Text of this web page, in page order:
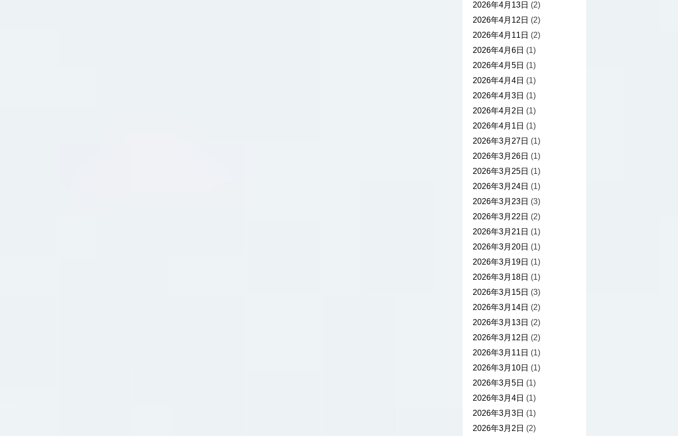
2026年4月13日 (2)
2026年4月12日 (2)
2026年4月11日 (2)
2026年4月6日 (1)
2026年4月5日 (1)
2026年4月4日 (1)
2026年4月3日 (1)
2026年4月2日 (1)
2026年4月1日 (1)
2026年3月27日 (1)
2026年3月26日 (1)
2026年3月25日 (1)
2026年3月24日 (1)
2026年3月23日 (3)
2026年3月22日 (2)
2026年3月21日 (1)
2026年3月20日 (1)
2026年3月19日 (1)
2026年3月18日 (1)
2026年3月15日 (3)
2026年3月14日 (2)
2026年3月13日 (2)
2026年3月12日 (2)
2026年3月11日 (1)
2026年3月10日 (1)
2026年3月5日 (1)
2026年3月4日 (1)
2026年3月3日 (1)
2026年3月2日 (2)